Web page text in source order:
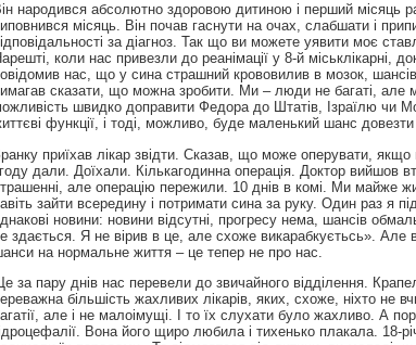
народився абсолютно здоровою дитиною і перший місяць
місяць. Він почав гаснути на очах, слабшати і
за діагноз. Так що ви можете уявити моє
коли нас привезли до реанімації у 8-й
нас, що у сина страшний крововилив в мозок,
сказати, що можна зробити. Ми – люди не багаті, але
швидко доправити Федора до Штатів, Ізраїлю чи
функції, і тоді, можливо, буде маленький шанс
приїхав лікар звідти. Сказав, що може оперувати,
дали. Доїхали. Кількагодинна операція. Доктор
але операцію пережили. 10 днів в комі. Ми майже
зайти всередину і потримати сина за руку. Один раз я
новини: новини відсутні, прогресу нема, шансів
здається. Я не вірив в це, але схоже викарабкуєтьсь».
на нормальне життя – це тепер не про нас.
за пару днів нас перевели до звичайного відділення.
більшість жахливих лікарів, яких, схоже, ніхто не
але і не малоімущі. І то їх слухати було жахливо. А
Вона його щиро любила і тихенько плакала. 18-